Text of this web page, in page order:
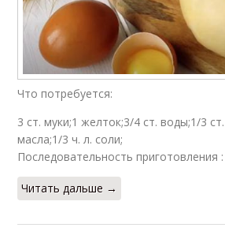
Что потребуется:
3 ст. муки;1 желток;3/4 ст. воды;1/3
масла;1/3 ч. л. соли;
Последовательность приготовления :
Читать дальше →